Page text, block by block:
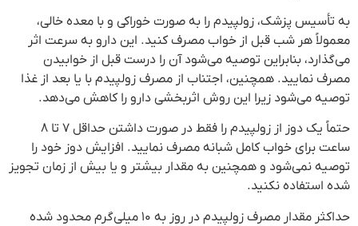
به تأسیس پزشک، زولپیدم را به صورت خوراکی و با معده خالی،
معمولاً هر شب قبل از خواب مصرف کنید. این دارو به سرعت اثر
می‌گذارد، بنابراین توصیه می‌شود آن را درست قبل از خوابیدن
مصرف نمایید. همچنین، اجتناب از مصرف زولپیدم با یا بعد از غذا
توصیه می‌شود زیرا این روش اثربخشی دارو را کاهش می‌دهد.
حتماً یک دوز از زولپیدم را فقط در صورت داشتن حداقل ۷ تا ۸
ساعت برای خواب کامل شبانه مصرف نمایید. افزایش دوز خود را
توصیه نمی‌شود و همچنین به مقدار بیشتر و یا بیش از زمان تجویز
شده استفاده نکنید.
حداکثر مقدار مصرف زولپیدم در روز به ۱۰ میلی‌گرم محدود شده